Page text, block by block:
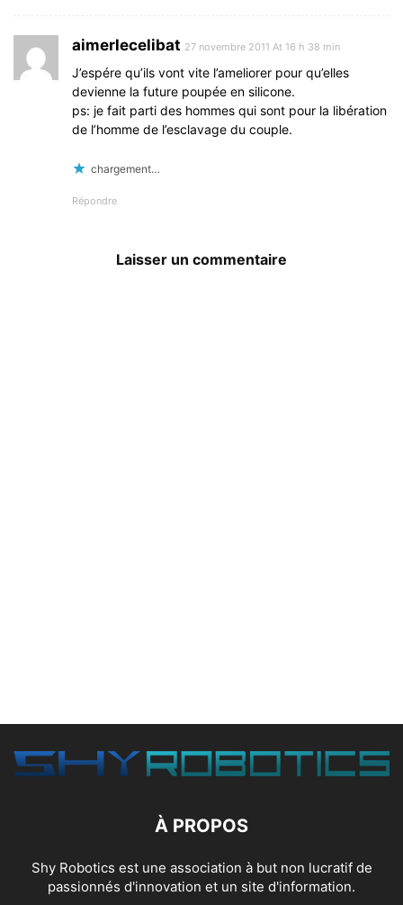
aimerlecelibat 27 novembre 2011 At 16 h 38 min
J’espére qu’ils vont vite l’ameliorer pour qu’elles
devienne la future poupée en silicone.
ps: je fait parti des hommes qui sont pour la libération
de l’homme de l’esclavage du couple.
chargement…
Répondre
Laisser un commentaire
À PROPOS
Shy Robotics est une association à but non lucratif de
passionnés d'innovation et un site d'information.